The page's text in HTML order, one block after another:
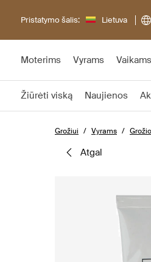
Pristatymo šalis: Lietuva
Moterims Vyrams Vaikams
Žiūrėti viską Naujienos
Grožiui Vyrams
atgal